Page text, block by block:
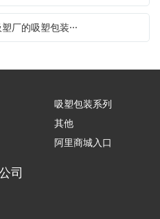
厂的吸塑包装···
吸塑包装系列
其他
阿里商城入口
司